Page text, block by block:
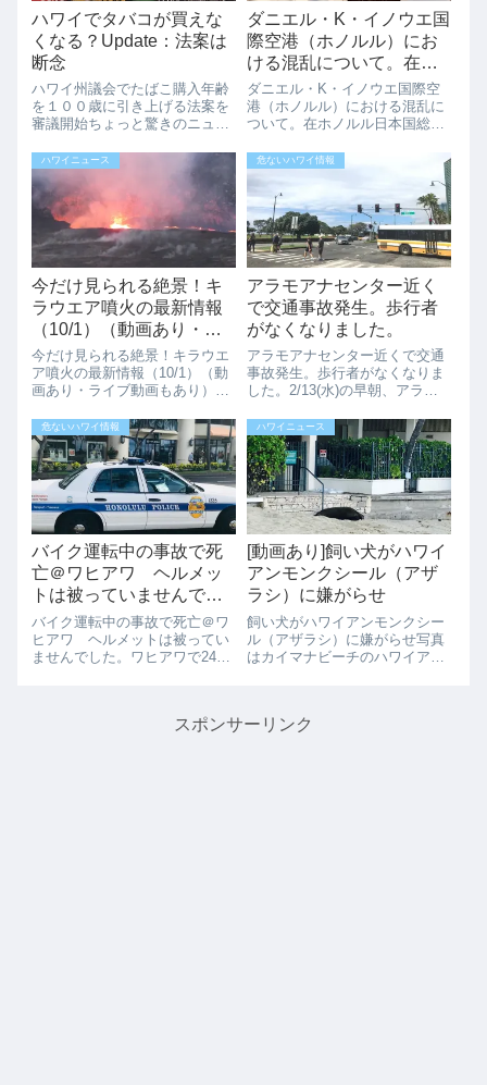
ハワイでタバコが買えな
くなる？Update：法案は
断念
ハワイ州議会でたばこ購入年齢
を１００歳に引き上げる法案を
審議開始ちょっと驚きのニュー
と、ハワイ州議会でタバコの購
入が許可される年齢を現在の21
歳から100歳以上まで段階的に
引き上げる法案の審議が始まっ
たそうです。...
ダニエル・K・イノウエ国
際空港（ホノルル）にお
ける混乱について。在ホ
ノルル日本国総領事館よ
り。
ダニエル・K・イノウエ国際空
港（ホノルル）における混乱に
ついて。在ホノルル日本国総領
領事館より、「ダニエル・K・
イノウエ国際空港（ホノルル）
における混乱について」のメー
ルが届きましたのでご紹介で
す。ダニエル・K・...
ハワイニュース
今だけ見られる絶景！キ
ラウエア噴火の最新情報
（10/1）（動画あり・ラ
イブ動画もあり）
今だけ見られる絶景！キラウエ
ア噴火の最新情報（10/1）（動
画あり・ライブ動画もあり）ハ
ワイ火山国立公園のキラウエア
の夜空が赤く輝く姿を見てみた
いですね。2025年10月1日時点
でのキラウエアの様子を紹介し
ます。...
危ないハワイ情報
アラモアナセンター近く
で交通事故発生。歩行者
がなくなりました。
アラモアナセンター近くで交通
事故発生。歩行者がなくなりま
した。2/13(水)の早朝、アラモ
歩行者がピックアップトラック
に衝突した後、死亡しました。
午前1時ごろ、58歳の男性がア
ラモアナ・ブールバードの左車
線を東に...
危ないハワイ情報
バイク運転中の事故で死
亡＠ワヒアワ ヘルメッ
トは被っていませんでし
た。
バイク運転中の事故で死亡＠ワ
ヒアワ ヘルメットは被ってい
ませんでした。ワヒアワで24歳
た。現場は暗く、少し雨が降っ
ハワイニュース
[動画あり]飼い犬がハワイ
アンモンクシール（アザ
ラシ）に嫌がらせ
飼い犬がハワイアンモンクシー
ル（アザラシ）に嫌がらせ写真
はカイマナビーチのハワイア
ることはもちろんダメで、近く
スポンサーリンク